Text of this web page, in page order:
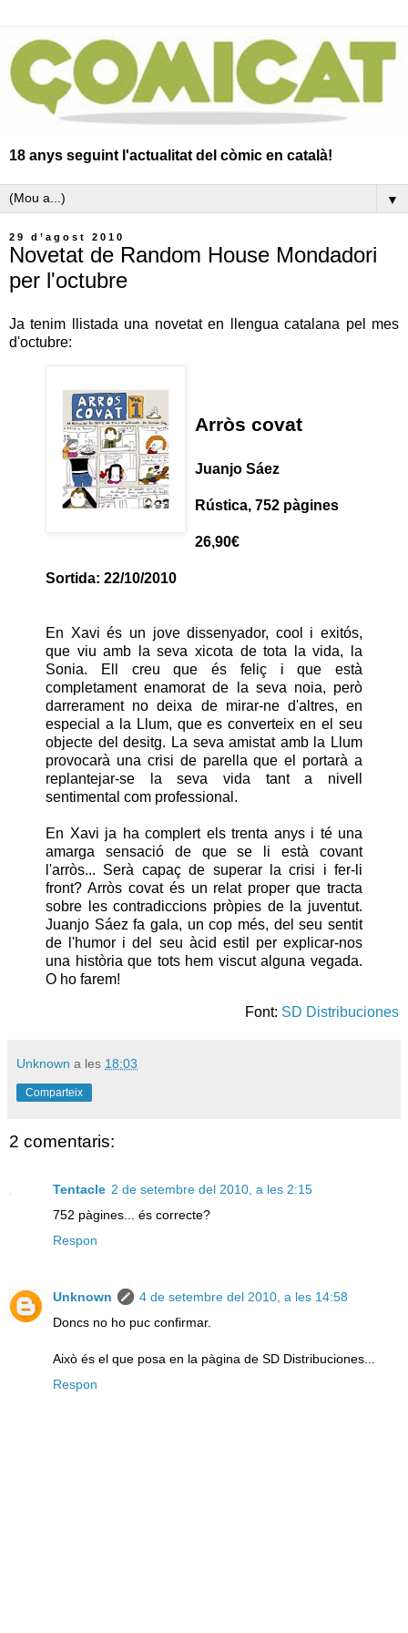
18 anys seguint l'actualitat del còmic en català!
▼
29 d’agost 2010
Novetat de Random House Mondadori
per l'octubre
Ja tenim llistada una novetat en llengua catalana pel mes
d'octubre:
Arròs covat
Juanjo Sáez
Rústica, 752 pàgines
26,90€
Sortida: 22/10/2010
En Xavi és un jove dissenyador, cool i exitós,
que viu amb la seva xicota de tota la vida, la
Sonia. Ell creu que és feliç i que està
completament enamorat de la seva noia, però
darrerament no deixa de mirar-ne d'altres, en
especial a la Llum, que es converteix en el seu
objecte del desitg. La seva amistat amb la Llum
provocarà una crisi de parella que el portarà a
replantejar-se la seva vida tant a nivell
sentimental com professional.
En Xavi ja ha complert els trenta anys i té una
amarga sensació de que se li està covant
l'arròs... Serà capaç de superar la crisi i fer-li
front? Arròs covat és un relat proper que tracta
sobre les contradiccions pròpies de la juventut.
Juanjo Sáez fa gala, un cop més, del seu sentit
de l'humor i del seu àcid estil per explicar-nos
una història que tots hem viscut alguna vegada.
O ho farem!
Font: SD Distribuciones
Unknown a les 18:03
Comparteix
2 comentaris:
Tentacle 2 de setembre del 2010, a les 2:15
752 pàgines... és correcte?
Respon
Unknown
4 de setembre del 2010, a les 14:58
Doncs no ho puc confirmar.
Això és el que posa en la pàgina de SD Distribuciones...
Respon